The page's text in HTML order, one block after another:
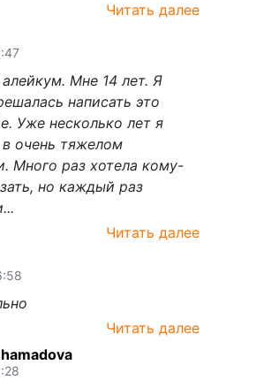
Читать далее
Мне 14 лет. Я
написать это
Уже несколько лет я
очень тяжелом
Много раз хотела кому-
но каждый раз
Читать далее
Читать далее